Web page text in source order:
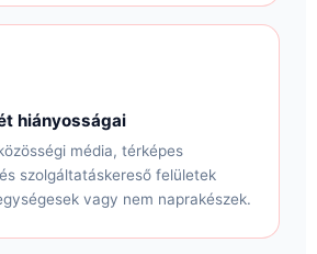
hiányosságai
média, térképes
szolgáltatáskereső felületek
vagy nem naprakészek.